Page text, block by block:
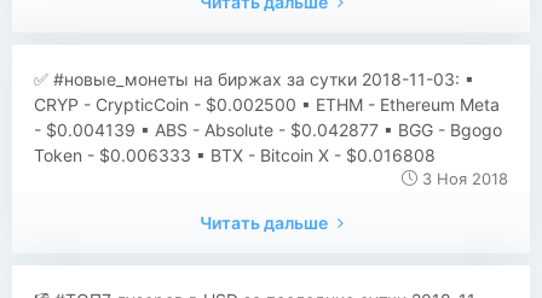
✅ #новые_монеты на биржах за сутки 2018-11-03: ▪
CRYP - CrypticCoin - $0.002500 ▪ ETHM - Ethereum Meta
- $0.004139 ▪ ABS - Absolute - $0.042877 ▪ BGG - Bgogo
Token - $0.006333 ▪ BTX - Bitcoin X - $0.016808
3 Ноя 2018
Читать дальше